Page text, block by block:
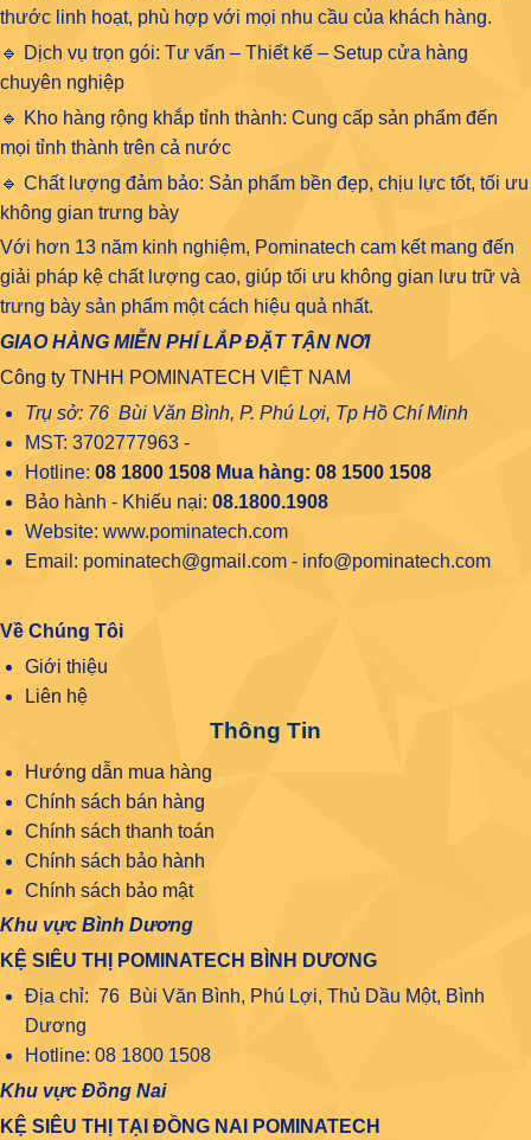
thước linh hoạt, phù hợp với mọi nhu cầu của khách hàng.
🔹 Dịch vụ trọn gói: Tư vấn – Thiết kế – Setup cửa hàng
chuyên nghiệp
🔹 Kho hàng rộng khắp tỉnh thành: Cung cấp sản phẩm đến
mọi tỉnh thành trên cả nước
🔹 Chất lượng đảm bảo: Sản phẩm bền đẹp, chịu lực tốt, tối ưu
không gian trưng bày
Với hơn 13 năm kinh nghiệm, Pominatech cam kết mang đến
giải pháp kệ chất lượng cao, giúp tối ưu không gian lưu trữ và
trưng bày sản phẩm một cách hiệu quả nhất.
GIAO HÀNG MIỄN PHÍ LẮP ĐẶT TẬN NƠI
Công ty TNHH POMINATECH VIỆT NAM
Trụ sở: 76 Bùi Văn Bình, P. Phú Lợi, Tp Hồ Chí Minh
MST: 3702777963 -
Hotline: 08 1800 1508Mua hàng: 08 1500 1508
Bảo hành - Khiếu nại: 08.1800.1908
Website: www.pominatech.com
Email: pominatech@gmail.com - info@pominatech.com
Về Chúng Tôi
Giới thiệu
Liên hệ
Thông Tin
Hướng dẫn mua hàng
Chính sách bán hàng
Chính sách thanh toán
Chính sách bảo hành
Chính sách bảo mật
Khu vực Bình Dương
KỆ SIÊU THỊ POMINATECH BÌNH DƯƠNG
Địa chỉ: 76 Bùi Văn Bình, Phú Lợi, Thủ Dầu Một, Bình
Dương
Hotline: 08 1800 1508
Khu vực Đồng Nai
KỆ SIÊU THỊ TẠI ĐỒNG NAI POMINATECH